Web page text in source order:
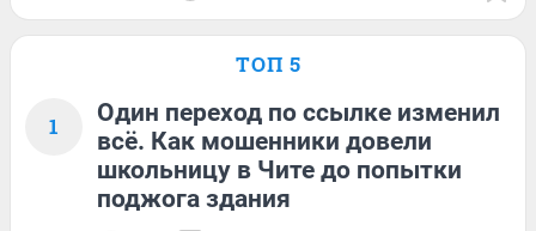
ТОП 5
1
Один переход по ссылке изменил
всё. Как мошенники довели
школьницу в Чите до попытки
поджога здания